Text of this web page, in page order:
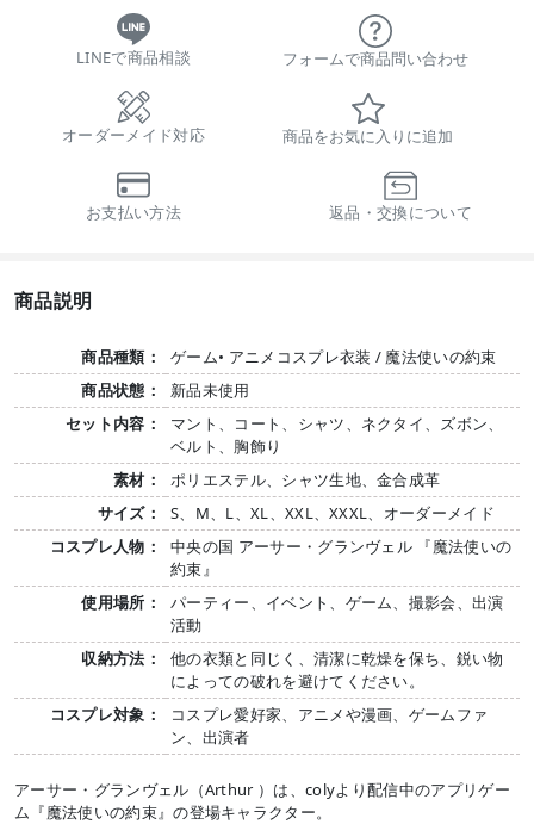
LINEで商品相談 フォームで商品問い合わせ
オーダーメイド対応 商品をお気に入りに追加
お支払い方法 返品・交換について
商品説明
商品種類：
ゲーム• アニメコスプレ衣装 / 魔法使いの約束
商品状態：
新品未使用
セット内容：
マント、コート、シャツ、ネクタイ、ズボン、
ベルト、胸飾り
素材：
ポリエステル、シャツ生地、金合成革
サイズ：
S、M、L、XL、XXL、XXXL、オーダーメイド
コスプレ人物：
中央の国 アーサー・グランヴェル 『魔法使いの
約束』
使用場所：
パーティー、イベント、ゲーム、撮影会、出演
活動
収納方法：
他の衣類と同じく、清潔に乾燥を保ち、鋭い物
によっての破れを避けてください。
コスプレ対象：
コスプレ愛好家、アニメや漫画、ゲームファ
ン、出演者
アーサー・グランヴェル（Arthur ）は、colyより配信中のアプリゲー
ム『魔法使いの約束』の登場キャラクター。